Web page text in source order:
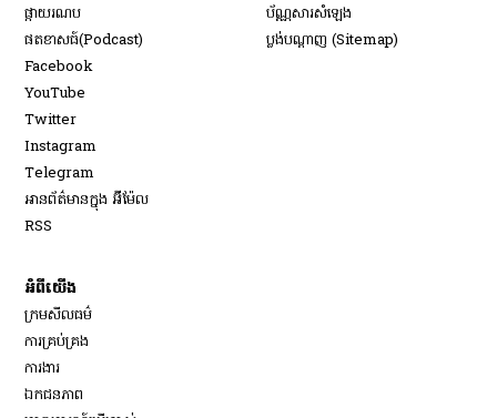
​ផ្កាយ​រណប
​ផតខាសធ៍(Podcast)
Facebook
YouTube
Twitter
Instagram
Telegram
អានព័ត៌មានក្នុង អ៊ីម៉ែល
RSS
ប័ណ្ណសារ​សំឡេង
ប្លង់បណ្តាញ (Sitemap)
អំពីយើង
ក្រមសីលធម៌
ការគ្រប់គ្រង
ការងារ
ឯកជនភាព